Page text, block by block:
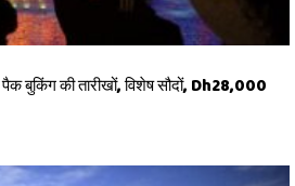
बुकिंग की तारीखों, विशेष सौदों, Dh28,000